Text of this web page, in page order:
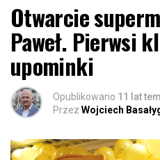
Otwarcie
Paweł. Pierwsi
upominki
Opublikowano 11 lat
Przez Wojciech